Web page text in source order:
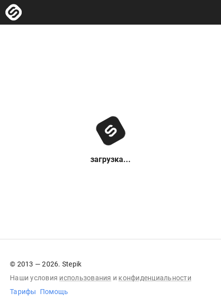
загрузка...
© 2013 — 2026. Stepik
Наши условия использования и конфиденциальности
Тарифы
Помощь